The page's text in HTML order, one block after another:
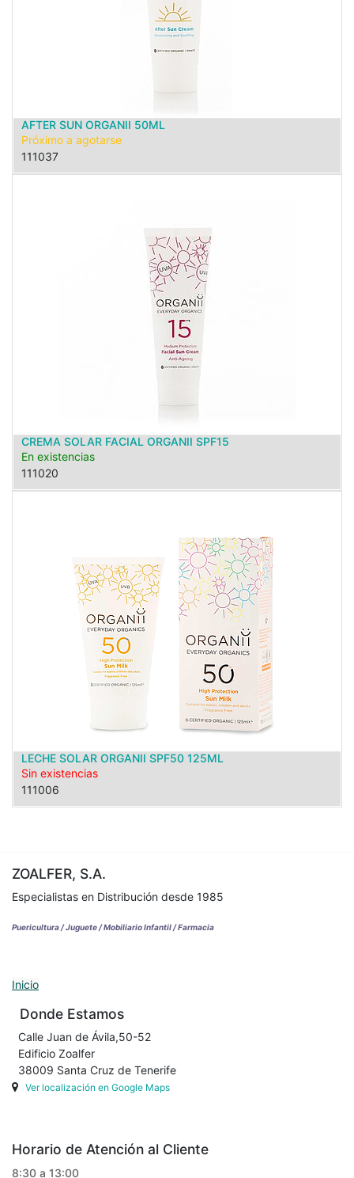
AFTER SUN ORGANII 50ML
Próximo a agotarse
111037
CREMA SOLAR FACIAL ORGANII SPF15
En existencias
111020
LECHE SOLAR ORGANII SPF50 125ML
Sin existencias
111006
ZOALFER, S.A.
Especialistas en Distribución desde 1985
Puericultura / Juguete / Mobiliario Infantil / Farmacia
Inicio
Donde Estamos
Calle Juan de Ávila,50-52
Edificio Zoalfer
38009 Santa Cruz de Tenerife
Ver localización en Google Maps
Horario de Atención al Cliente
8:30 a 13:00